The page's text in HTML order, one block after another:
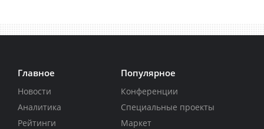
Главное
Новости
Аналитика
Рейтинги
Популярное
Конференции
Специальные проекты
Маркет